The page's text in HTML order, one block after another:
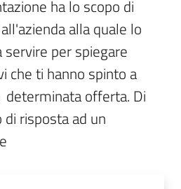
ha lo scopo di
alla quale lo
per spiegare
che ti hanno spinto a
determinata offerta. Di
risposta ad un